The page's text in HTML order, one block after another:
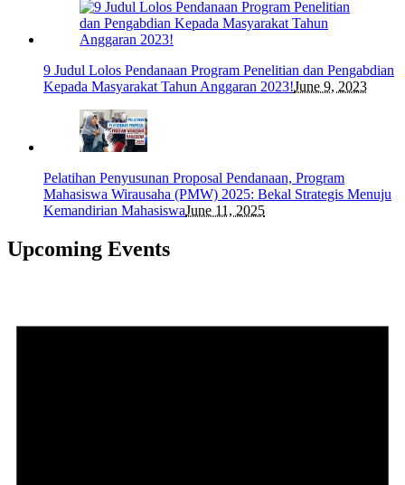
9 Judul Lolos Pendanaan Program Penelitian dan Pengabdian
Kepada Masyarakat Tahun Anggaran 2023!June 9, 2023
Pelatihan Penyusunan Proposal Pendanaan, Program
Mahasiswa Wirausaha (PMW) 2025: Bekal Strategis Menuju
Kemandirian MahasiswaJune 11, 2025
Upcoming Events